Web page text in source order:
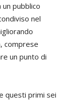
pubblico
nel
comprese
un punto di
questi primi sei